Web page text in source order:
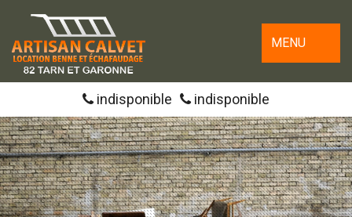
MENU
indisponible indisponible